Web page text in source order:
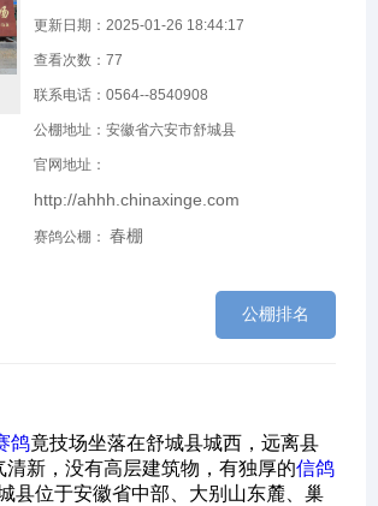
更新日期：2025-01-26 18:44:17
查看次数： 77
联系电话：0564--8540908
公棚地址：安徽省六安市舒城县
官网地址：
http://ahhh.chinaxinge.com
赛鸽公棚： 春棚
公棚排名
鸽竟技场坐落在舒城县城西，远离县
清新，没有高层建筑物，有独厚的信鸽
县位于安徽省中部、大别山东麓、巢